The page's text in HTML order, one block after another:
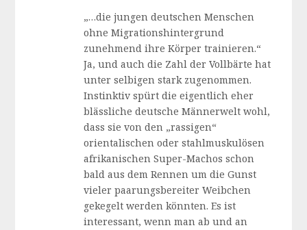
„…die jungen deutschen Menschen
ohne Migrationshintergrund
zunehmend ihre Körper trainieren.“
Ja, und auch die Zahl der Vollbärte hat
unter selbigen stark zugenommen.
Instinktiv spürt die eigentlich eher
blässliche deutsche Männerwelt wohl,
dass sie von den „rassigen“
orientalischen oder stahlmuskulösen
afrikanischen Super-Machos schon
bald aus dem Rennen um die Gunst
vieler paarungsbereiter Weibchen
gekegelt werden könnten. Es ist
interessant, wenn man ab und an